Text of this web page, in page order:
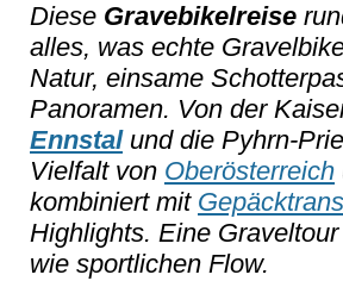
Diese Gravebikelreise
alles, was echte
Natur, einsame
Panoramen. Von der
Ennstalund die Pyhrn-
Vielfalt von Oberösterreich
kombiniert mit
Highlights. Eine
wie sportlichen Flow.